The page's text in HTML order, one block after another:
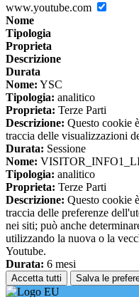
www.youtube.com
Nome
Tipologia
Proprieta
Descrizione
Durata
Nome: YSC
Tipologia: analitico
Proprieta: Terze Parti
Descrizione: Questo cookie
traccia delle visualizzazioni
Durata: Sessione
Nome:
Tipologia: analitico
Proprieta: Terze Parti
Descrizione: Questo cookie
traccia delle preferenze
nei siti; può anche
utilizzando la nuova o la
Youtube.
Durata: 6 mesi
Accetta tutti Salva le